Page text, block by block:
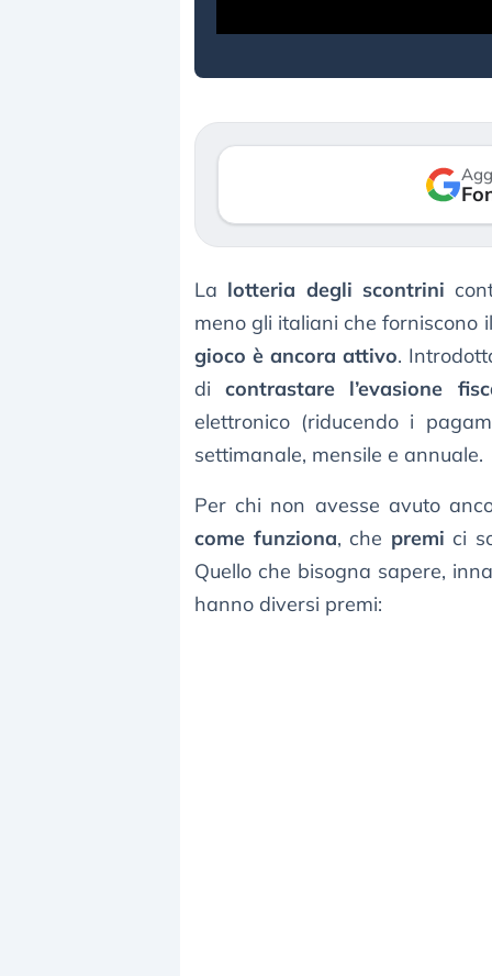
La lotteria degli scontrini
meno gli italiani che forniscono il
gioco è ancora attivo.
dicontrastare l’evasione
elettronico (riducendo i
settimanale, mensile e annuale.
Per chi non avesse avuto
come funziona, che premi ci
Quello che bisogna sapere,
hanno diversi premi: